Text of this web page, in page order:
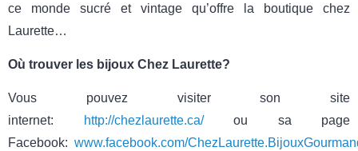
ce monde sucré et vintage qu’offre la boutique chez
Laurette…
Où trouver les bijoux Chez Laurette?
Vous pouvez visiter son site
internet:
http://chezlaurette.ca/ou sa page
Facebook: www.facebook.com/